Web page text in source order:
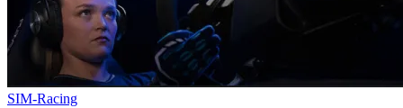
SIM-Racing